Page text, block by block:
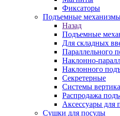
Фиксаторы
Подъемные
Назад
Подъемные
Для складных
Параллельного
Наклонно-
Наклонного
Секретерные
Системы
Распродажа
Аксессуары для
Сушки для посуды